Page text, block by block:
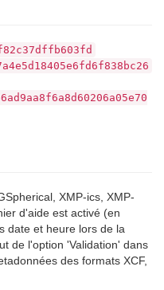
XMP-ics, XMP-
d'aide est activé (en
date et heure lors de la
de l'option 'Validation' dans
des formats XCF,